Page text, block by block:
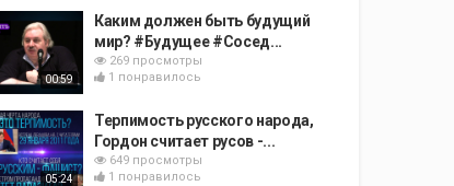
00:59
Каким должен быть будущий
мир? #Будущее #Сосед...
269 просмотры
1 понравилось
05:24
Терпимость русского народа,
Гордон считает русов -...
649 просмотры
1 понравилось